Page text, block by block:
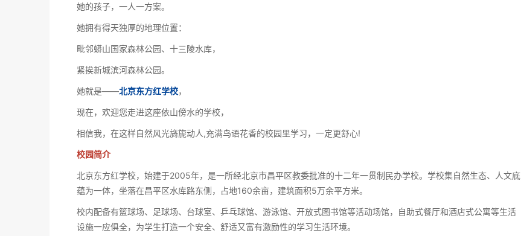
她的孩子，一人一方案。
她拥有得天独厚的地理位置：
毗邻蟒山国家森林公园、十三陵水库，
紧挨新城滨河森林公园。
她就是——北京东方红学校，
现在，欢迎您走进这座依山傍水的学校，
相信我，在这样自然风光旖旎动人,充满鸟语花香的校园里学习，一定更舒心!
校园简介
北京东方红学校，始建于2005年，是一所经北京市昌平区教委批准的十二年一贯制民办学校。学校集自然生态、人文底
蕴为一体，坐落在昌平区水库路东侧，占地160余亩，建筑面积5万余平方米。
校内配备有篮球场、足球场、台球室、乒乓球馆、游泳馆、开放式图书馆等活动场馆，自助式餐厅和酒店式公寓等生活
设施一应俱全，为学生打造一个安全、舒适又富有激励性的学习生活环境。